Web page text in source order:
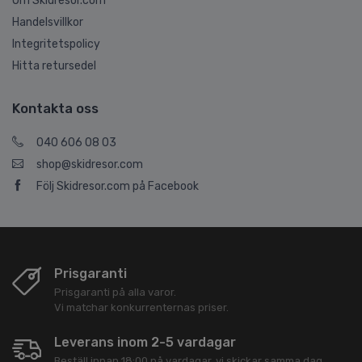
Handelsvillkor
Integritetspolicy
Hitta retursedel
Kontakta oss
040 606 08 03
shop@skidresor.com
Följ Skidresor.com på Facebook
Prisgaranti
Prisgaranti på alla varor.
Vi matchar konkurrenternas priser.
Leverans inom 2-5 vardagar